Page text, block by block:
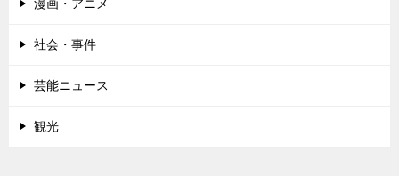
漫画・アニメ
社会・事件
芸能ニュース
観光